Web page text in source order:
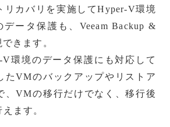
リカバリを実施してHyper-V環境
ータ保護も、Veeam Backup &
きます。
V環境のデータ保護にも対応して
たVMのバックアップやリストア
、VMの移行だけでなく、移行後
ます。